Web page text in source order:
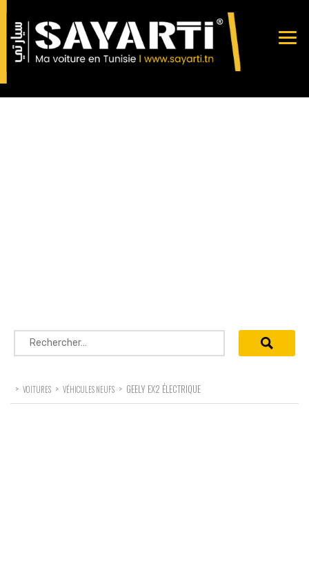
Rechercher :
> VOITURES > VÉHICULES NEUFS > GEELY EX2 ÉLECTRIQUE